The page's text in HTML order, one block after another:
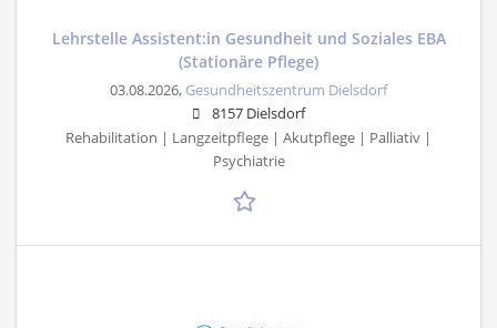
Lehrstelle Assistent:in Gesundheit und Soziales EBA
(Stationäre Pflege)
03.08.2026, Gesundheitszentrum Dielsdorf
8157 Dielsdorf
Rehabilitation | Langzeitpflege | Akutpflege | Palliativ |
Psychiatrie